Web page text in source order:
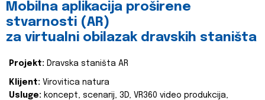
Mobilna aplikacija proširene
stvarnosti (AR)
za virtualni obilazak dravskih staništa
Projekt: Dravska staništa AR
Klijent: Virovitica natura
Usluge: koncept, scenarij, 3D, VR360 video produkcija,